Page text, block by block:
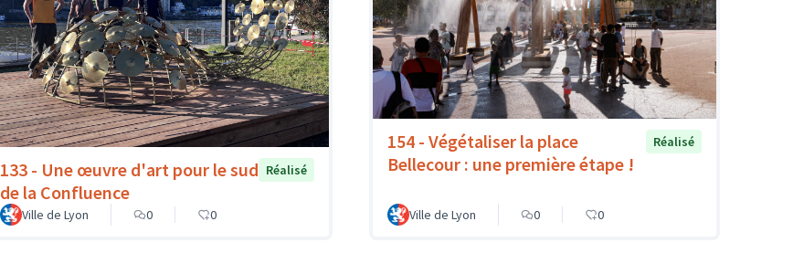
133 - Une œuvre d'art pour le sud
de la Confluence
Réalisé
Ville de Lyon 0 0
154 - Végétaliser la place
Bellecour : une première étape !
Réalisé
Ville de Lyon 0 0